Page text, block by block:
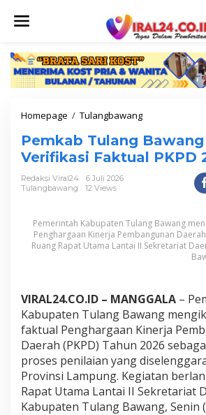
Homepage / Tulangbawang
m
k
a
a
n
a
n
g
J
a
l
a
n
i
Pemkab Tulang
Verifikasi Faktual PKPD
Redaksi Viral24
6 Juli 2026
Tulangbawang
12 Views
Pemerintah Kabupaten Tulang Bawang
Penghargaan Kinerja Pembangunan
Ruang Rapat Utama Lantai II Sekretariat
VIRAL24.CO.ID – MANGGALA –
Kabupaten Tulang Bawang
faktual Penghargaan Kinerja
Daerah (PKPD) Tahun 2026
proses penilaian yang
Provinsi Lampung. Kegiatan
Rapat Utama Lantai II Sekretariat
Kabupaten Tulang Bawang, Senin